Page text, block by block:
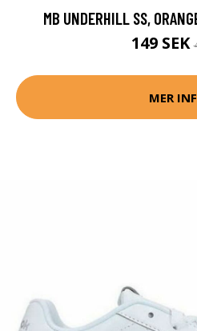
MB UNDERHILL SS,
149 SEK
MER